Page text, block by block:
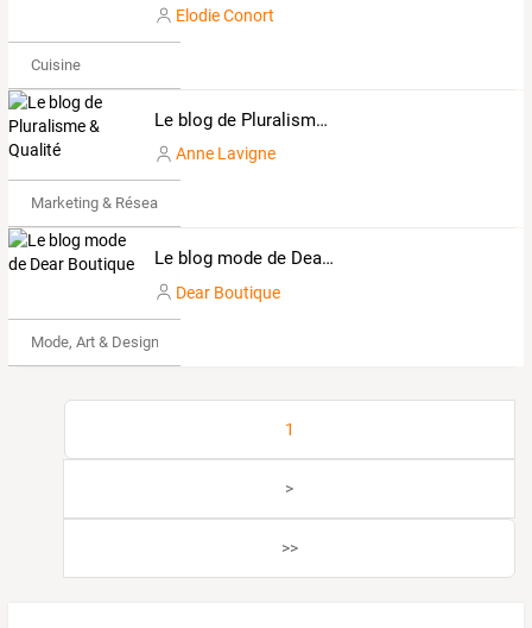
Elodie Conort
Cuisine
Le blog de Pluralisme & Qualité
Anne Lavigne
Marketing & Réseaux Sociaux
Le blog mode de Dear Boutique
Dear Boutique
Mode, Art & Design
1
>
>>